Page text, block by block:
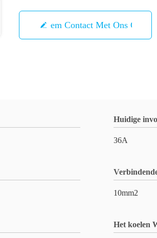
Neem Contact Met Ons Op
Huidige
36A
10mm2
Het koelen